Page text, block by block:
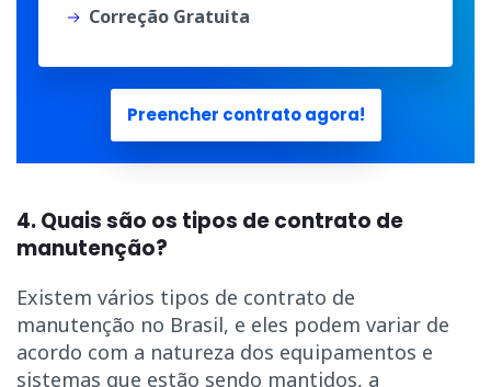
Correção Gratuita
Preencher contrato agora!
4. Quais são os tipos de contrato de
manutenção?
Existem vários tipos de contrato de
manutenção no Brasil, e eles podem variar de
acordo com a natureza dos equipamentos e
sistemas que estão sendo mantidos, a